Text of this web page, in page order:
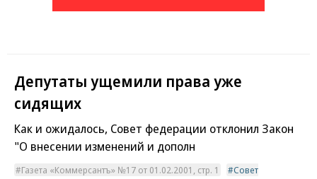
Депутаты ущемили права уже
сидящих
Как и ожидалось, Совет федерации отклонил Закон
"О внесении изменений и дополн
Газета «Коммерсантъ» №17 от 01.02.2001, стр. 1
Совет